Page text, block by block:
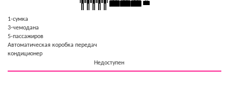
1-cумка
3-чемодана
5-пассажиров
Автоматическая коробка передач
кондиционер
Недоступен